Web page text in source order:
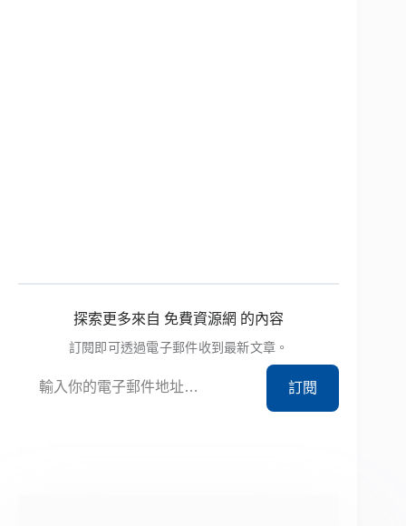
探索更多來自 免費資源網 的內容
訂閱即可透過電子郵件收到最新文章。
訂閱